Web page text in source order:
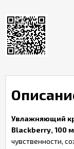
Увлажняющий
Blackberry, 100
чувственности,